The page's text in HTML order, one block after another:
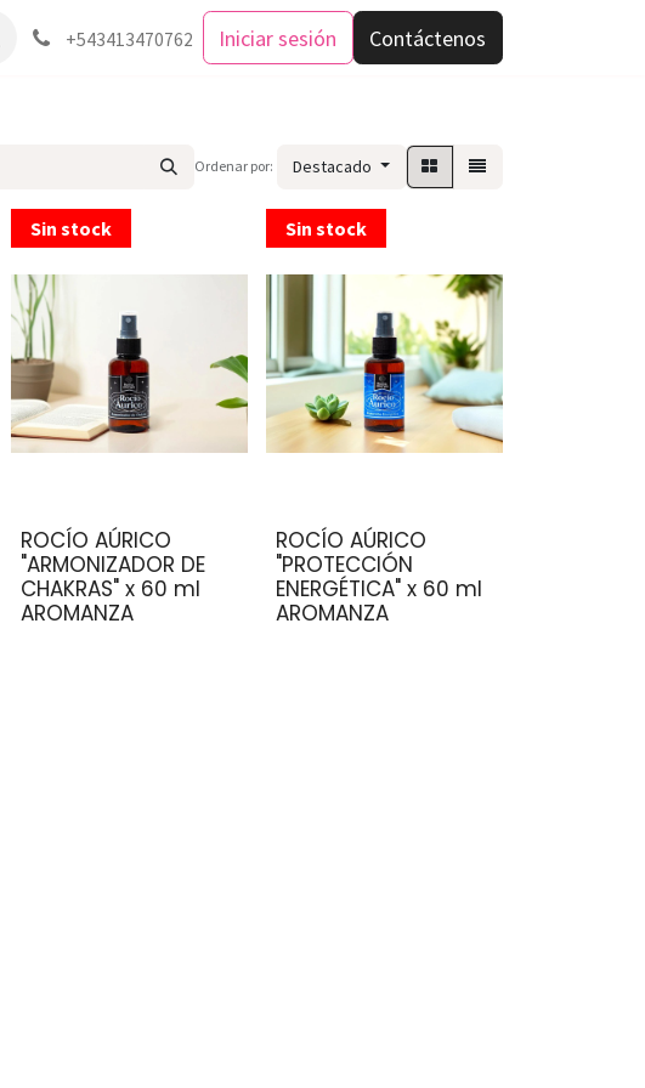
+543413470762 Iniciar sesión Contáctenos
Ordenar por: Destacado
Sin stock
ROCÍO AÚRICO
"ARMONIZADOR DE
CHAKRAS" x 60 ml
AROMANZA
Sin stock
ROCÍO AÚRICO
"PROTECCIÓN
ENERGÉTICA" x 60 ml
AROMANZA